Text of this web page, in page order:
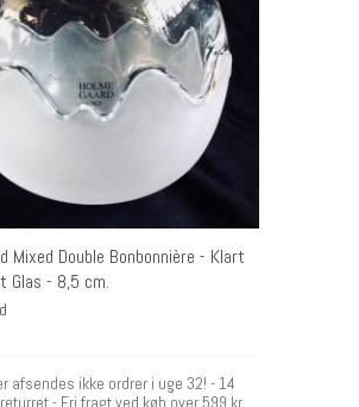
Mixed Double Bonbonnière - Klart
Glas - 8,5 cm.
afsendes ikke ordrer i uge 32! - 14
- Fri fragt ved køb over 599 kr.